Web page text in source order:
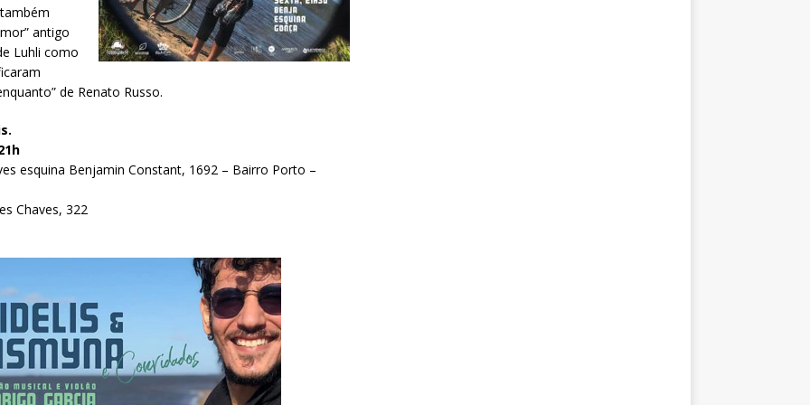
antigo
Luhli como
de Renato Russo.
esquina Benjamin Constant, 1692 – Bairro Porto –
Chaves, 322